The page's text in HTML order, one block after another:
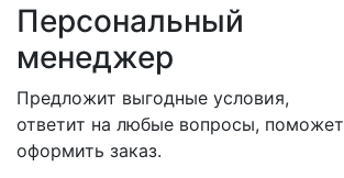
Персональный
менеджер
Предложит выгодные условия,
ответит на любые вопросы, поможет
оформить заказ.